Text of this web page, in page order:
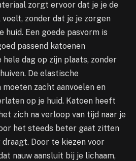
zorgt ervoor dat je je de
zonder dat je je zorgen
huid. Een goede pasvorm is
passend katoenen
dag op zijn plaats, zonder
De elastische
zacht aanvoelen en
op je huid. Katoen heeft
zich na verloop van tijd naar je
het steeds beter gaat zitten
Door te kiezen voor
nauw aansluit bij je lichaam,